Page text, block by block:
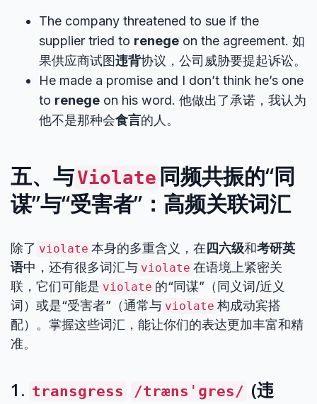
The company threatened to sue if the
supplier tried to renege on the agreement. 如
果供应商试图违背协议，公司威胁要提起诉讼。
He made a promise and I don’t think he’s one
to renege on his word. 他做出了承诺，我认为
他不是那种会食言的人。
五、与Violate 同频共振的“同
谋”与“受害者”：高频关联词汇
除了 violate 本身的多重含义，在 四六级和考研英
语中，还有很多词汇与 violate 在语境上紧密关
联，它们可能是 violate 的“同谋”（同义词/近义
词）或是“受害者”（通常与 violate 构成动宾搭
配）。掌握这些词汇，能让你们的表达更加丰富和精
准。
1. transgress /trænsˈɡres/ (违